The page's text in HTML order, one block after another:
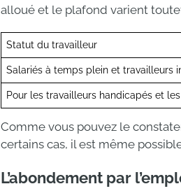
alloué et le plafond varient
Statut du travailleur
Salariés à temps plein et travailleurs
Pour les travailleurs handicapés et
Comme vous pouvez le
certains cas, il est même
L’abondement par